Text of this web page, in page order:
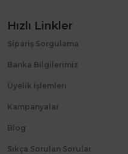
Hızlı Linkler
Sipariş Sorgulama
Banka Bilgilerimiz
Üyelik İşlemleri
Kampanyalar
Blog
Sıkça Sorulan Sorular